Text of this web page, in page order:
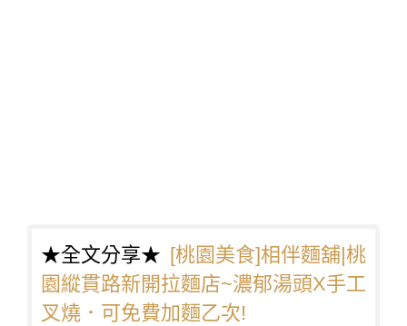
★全文分享★ [桃園美食]相伴麵舖|桃
園縱貫路新開拉麵店~濃郁湯頭X手工
叉燒．可免費加麵乙次!